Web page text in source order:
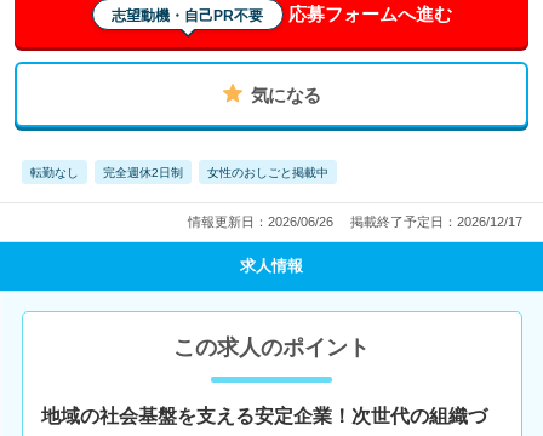
志望動機・自己PR不要 応募フォームへ進む
気になる
転勤なし 完全週休2日制 女性のおしごと掲載中
情報更新日：2026/06/26 掲載終了予定日：2026/12/17
求人情報
この求人のポイント
地域の社会基盤を支える安定企業！次世代の組織づ